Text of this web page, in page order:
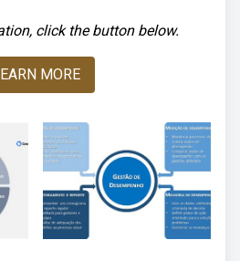
click the button below.
MORE